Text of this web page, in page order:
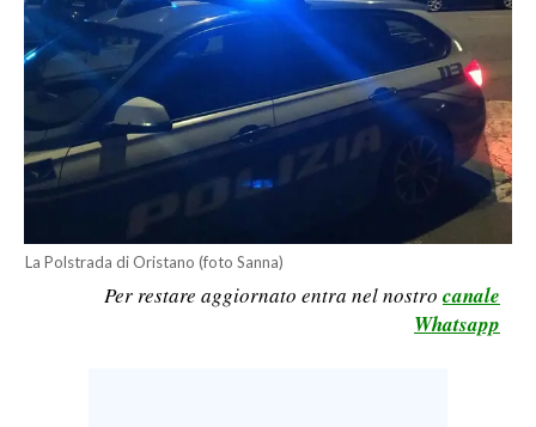
POLITICA
ECONOMIA
SERVIZI ALLE IMPRESE
LAVORO
SPORT IN SARDEGNA
La Polstrada di Oristano (foto Sanna)
Per restare aggiornato entra nel nostro canale
Whatsapp